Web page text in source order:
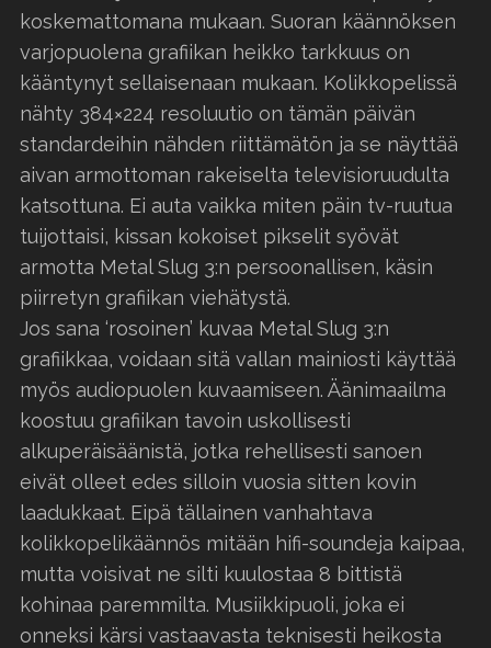
koskemattomana mukaan. Suoran käännöksen
varjopuolena grafiikan heikko tarkkuus on
kääntynyt sellaisenaan mukaan. Kolikkopelissä
nähty 384×224 resoluutio on tämän päivän
standardeihin nähden riittämätön ja se näyttää
aivan armottoman rakeiselta televisioruudulta
katsottuna. Ei auta vaikka miten päin tv-ruutua
tuijottaisi, kissan kokoiset pikselit syövät
armotta Metal Slug 3:n persoonallisen, käsin
piirretyn grafiikan viehätystä.
Jos sana ‘rosoinen’ kuvaa Metal Slug 3:n
grafiikkaa, voidaan sitä vallan mainiosti käyttää
myös audiopuolen kuvaamiseen. Äänimaailma
koostuu grafiikan tavoin uskollisesti
alkuperäisäänistä, jotka rehellisesti sanoen
eivät olleet edes silloin vuosia sitten kovin
laadukkaat. Eipä tällainen vanhahtava
kolikkopelikäännös mitään hifi-soundeja kaipaa,
mutta voisivat ne silti kuulostaa 8 bittistä
kohinaa paremmilta. Musiikkipuoli, joka ei
onneksi kärsi vastaavasta teknisesti heikosta